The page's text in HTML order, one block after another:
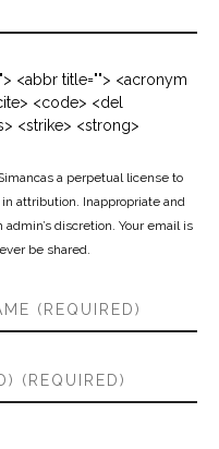
<abbr title=""> <acronym
<code> <del
<strike> <strong>
a perpetual license to
attribution. Inappropriate and
discretion. Your email is
be shared.